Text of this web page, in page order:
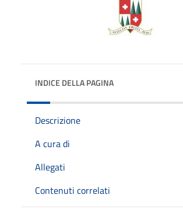
INDICE DELLA PAGINA
Descrizione
A cura di
Allegati
Contenuti correlati